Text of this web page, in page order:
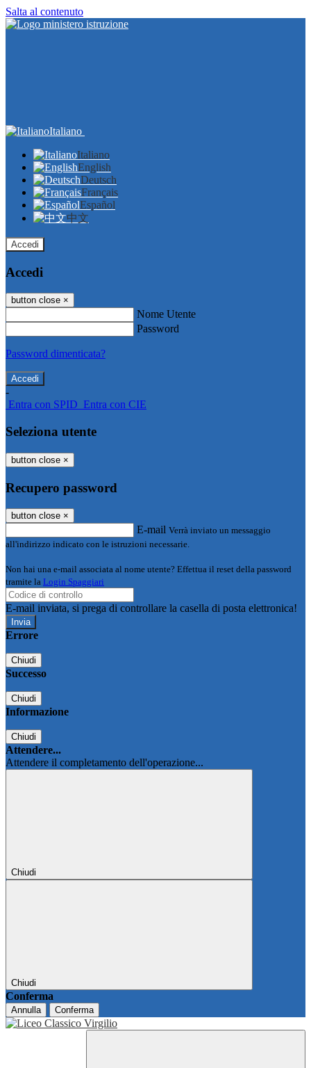
Salta al contenuto
Italiano
Italiano
English
Deutsch
Français
Español
中文
Accedi
Accedi
button close ×
Nome Utente
Password
Password dimenticata?
-
Entra con SPID Entra con CIE
Seleziona utente
button close ×
Recupero password
button close ×
E-mail Verrà inviato un messaggio
all'indirizzo indicato con le istruzioni necessarie.
Non hai una e-mail associata al nome utente? Effettua il reset della password
tramite la Login Spaggiari
E-mail inviata, si prega di controllare la casella di posta elettronica!
Errore
Chiudi
Successo
Chiudi
Informazione
Chiudi
Attendere...
Attendere il completamento dell'operazione...
Chiudi
Chiudi
Conferma
Annulla Conferma